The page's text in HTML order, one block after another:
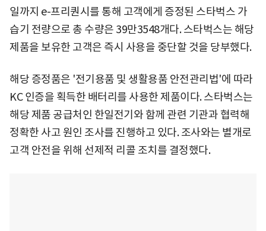
일까지 e-프리퀀시를 통해 고객에게 증정된 스타벅스 가
습기 전량으로 총 수량은 39만3548개다. 스타벅스는 해당
제품을 보유한 고객은 즉시 사용을 중단할 것을 당부했다.
해당 증정품은 '전기용품 및 생활용품 안전관리법'에 따라
KC 인증을 획득한 배터리를 사용한 제품이다. 스타벅스는
해당 제품 공급처인 한일전기와 함께 관련 기관과 협력해
정확한 사고 원인 조사를 진행하고 있다. 조사와는 별개로
고객 안전을 위해 선제적 리콜 조치를 결정했다.